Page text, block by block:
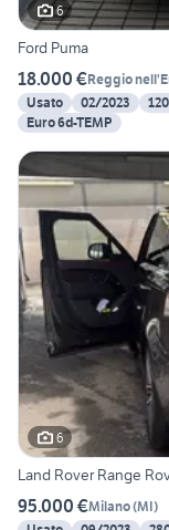
6
Ford Puma
18.000 €Reggio
Usato
02/2023
Euro 6d-TEMP
6
Land Rover Range
95.000 €Milano(MI)